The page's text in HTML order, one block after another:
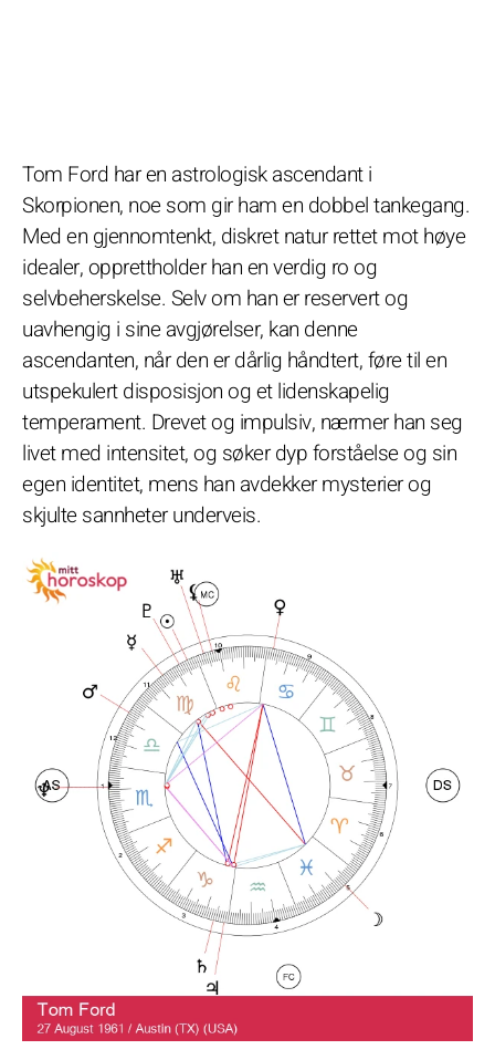
Tom Ford har en astrologisk ascendant i
Skorpionen, noe som gir ham en dobbel tankegang.
Med en gjennomtenkt, diskret natur rettet mot høye
idealer, opprettholder han en verdig ro og
selvbeherskelse. Selv om han er reservert og
uavhengig i sine avgjørelser, kan denne
ascendanten, når den er dårlig håndtert, føre til en
utspekulert disposisjon og et lidenskapelig
temperament. Drevet og impulsiv, nærmer han seg
livet med intensitet, og søker dyp forståelse og sin
egen identitet, mens han avdekker mysterier og
skjulte sannheter underveis.